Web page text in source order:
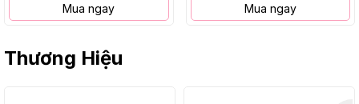
Mua ngay
Mua ngay
Thương Hiệu